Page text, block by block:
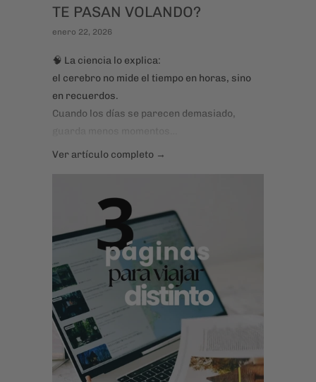
TE PASAN VOLANDO?
enero 22, 2026
🧠 La ciencia lo explica:
el cerebro no mide el tiempo en horas, sino
en recuerdos.
Cuando los días se parecen demasiado,
guarda menos momentos…
y al mirar atrás, sentimos que todo pasó en
Ver artículo completo →